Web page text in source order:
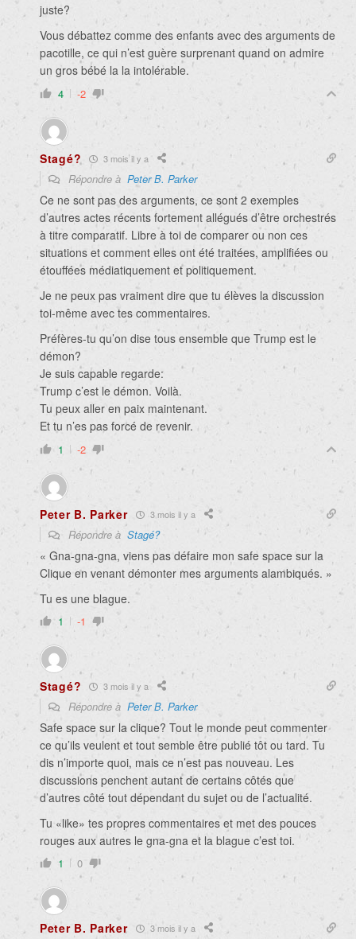
juste?
Vous débattez comme des enfants avec des arguments de
pacotille, ce qui n’est guère surprenant quand on admire
un gros bébé la la intolérable.
4 -2
Stagé? 3 mois il y a
Répondre à Peter B. Parker
Ce ne sont pas des arguments, ce sont 2 exemples
d’autres actes récents fortement allégués d’être orchestrés
à titre comparatif. Libre à toi de comparer ou non ces
situations et comment elles ont été traitées, amplifiées ou
étouffées médiatiquement et politiquement.
Je ne peux pas vraiment dire que tu élèves la discussion
toi-même avec tes commentaires.
Préfères-tu qu’on dise tous ensemble que Trump est le
démon?
Je suis capable regarde:
Trump c’est le démon. Voilà.
Tu peux aller en paix maintenant.
Et tu n’es pas forcé de revenir.
1 -2
Peter B. Parker 3 mois il y a
Répondre à Stagé?
« Gna-gna-gna, viens pas défaire mon safe space sur la
Clique en venant démonter mes arguments alambiqués. »
Tu es une blague.
1 -1
Stagé? 3 mois il y a
Répondre à Peter B. Parker
Safe space sur la clique? Tout le monde peut commenter
ce qu’ils veulent et tout semble être publié tôt ou tard. Tu
dis n’importe quoi, mais ce n’est pas nouveau. Les
discussions penchent autant de certains côtés que
d’autres côté tout dépendant du sujet ou de l’actualité.
Tu «like» tes propres commentaires et met des pouces
rouges aux autres le gna-gna et la blague c’est toi.
1 0
Peter B. Parker 3 mois il y a